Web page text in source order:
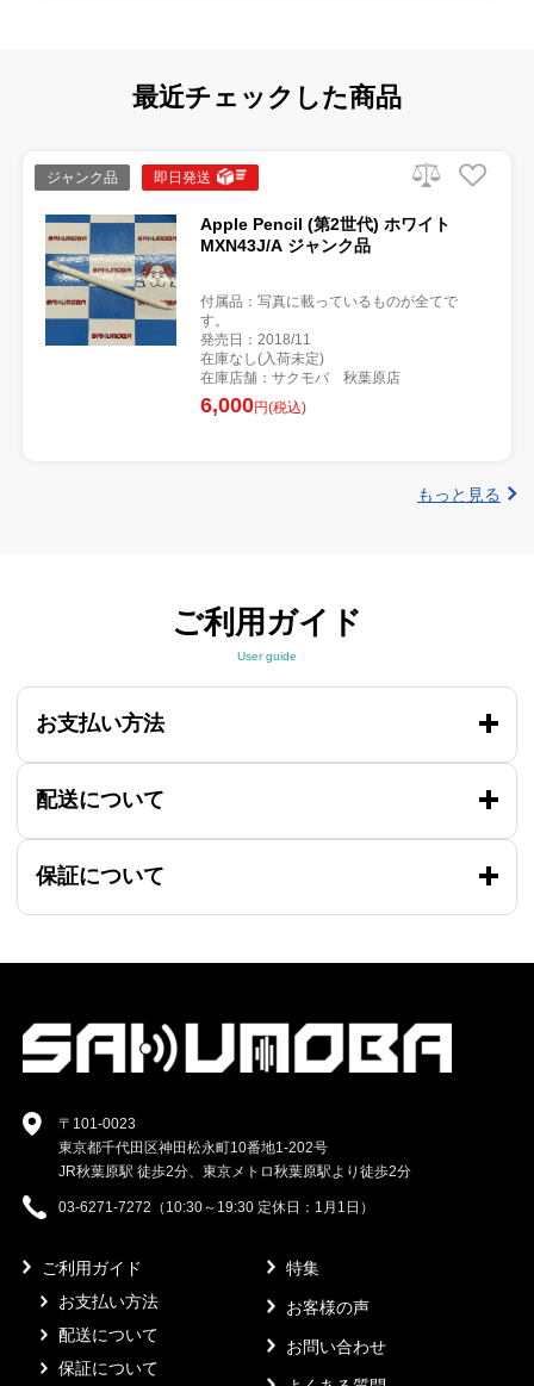
最近チェックした商品
ジャンク品 即日発送
Apple Pencil (第2世代) ホワイト
MXN43J/A ジャンク品
付属品：写真に載っているものが全てで
す。
発売日：2018/11
在庫なし(入荷未定)
在庫店舗：サクモバ 秋葉原店
6,000円(税込)
もっと見る
ご利用ガイド
User guide
お支払い方法
配送について
保証について
〒101-0023
東京都千代田区神田松永町10番地1-202号
JR秋葉原駅 徒歩2分、東京メトロ秋葉原駅より徒歩2分
03-6271-7272（10:30～19:30 定休日：1月1日）
ご利用ガイド
お支払い方法
配送について
保証について
特集
お客様の声
お問い合わせ